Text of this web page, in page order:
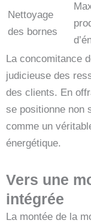
Nettoyage
des bornes
La concomitance
judicieuse des
des clients. En
se positionne non
comme un
énergétique.
Vers une
intégrée
La montée de la